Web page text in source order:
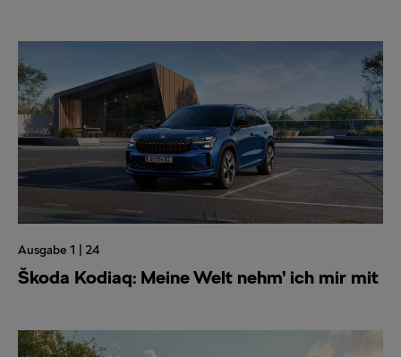
Ausgabe 1 | 24
Škoda Kodiaq: Meine Welt nehm’ ich mir mit